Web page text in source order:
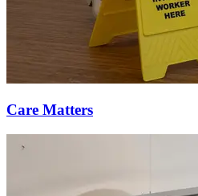
Care Matters